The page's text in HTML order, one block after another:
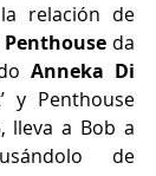
Penthouse da
Anneka Di
y Penthouse
lleva a Bob a
de